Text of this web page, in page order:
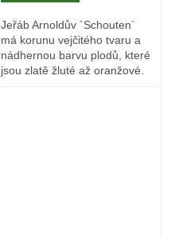
Jeřáb Arnoldův ´Schouten´
má korunu vejčitého tvaru a
nádhernou barvu plodů, které
jsou zlatě žluté až oranžové.